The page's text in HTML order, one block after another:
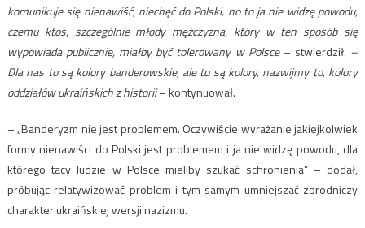
komunikuje się nienawiść, niechęć do Polski, no to ja nie widzę powodu,
czemu ktoś, szczególnie młody mężczyzna, który w ten sposób się
wypowiada publicznie, miałby być tolerowany w Polsce– stwierdził. –
Dla nas to są kolory banderowskie, ale to są kolory, nazwijmy to, kolory
oddziałów ukraińskich z historii– kontynuował.
– „Banderyzm nie jest problemem. Oczywiście wyrażanie jakiejkolwiek
formy nienawiści do Polski jest problemem i ja nie widzę powodu, dla
którego tacy ludzie w Polsce mieliby szukać schronienia” – dodał,
próbując relatywizować problem i tym samym umniejszać zbrodniczy
charakter ukraińskiej wersji nazizmu.